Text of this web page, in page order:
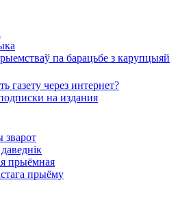
па барацьбе з карупцыяй
газету через интернет?
на издания
зварот
прыёмная
прыёму